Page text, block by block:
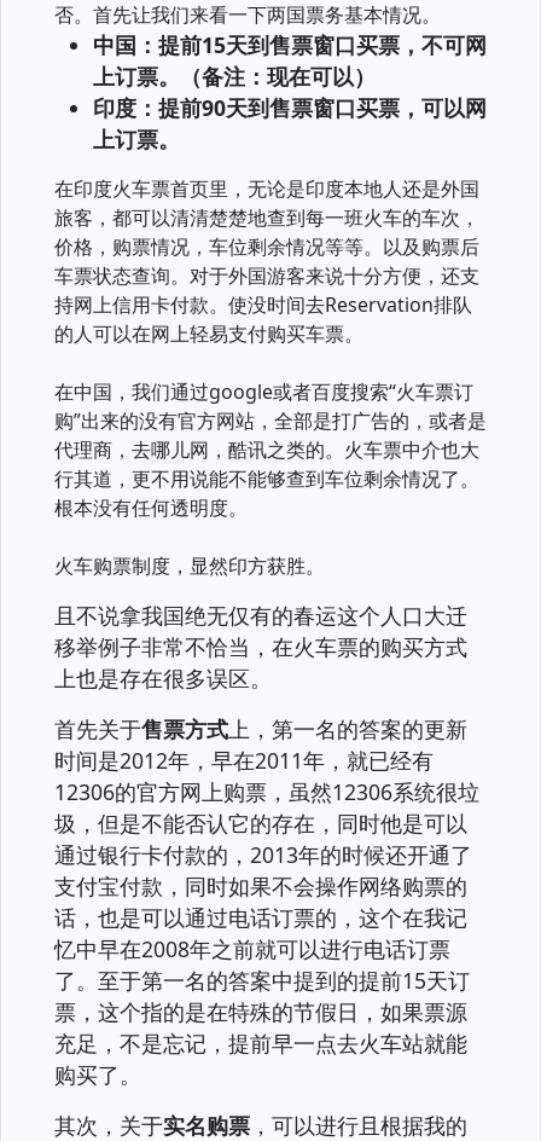
否。首先让我们来看一下两国票务基本情况。
中国：提前15天到售票窗口买票，不可网
上订票。（备注：现在可以）
印度：提前90天到售票窗口买票，可以网
上订票。
在印度火车票首页里，无论是印度本地人还是外国
旅客，都可以清清楚楚地查到每一班火车的车次，
价格，购票情况，车位剩余情况等等。以及购票后
车票状态查询。对于外国游客来说十分方便，还支
持网上信用卡付款。使没时间去Reservation排队
的人可以在网上轻易支付购买车票。
在中国，我们通过google或者百度搜索“火车票订
购”出来的没有官方网站，全部是打广告的，或者是
代理商，去哪儿网，酷讯之类的。火车票中介也大
行其道，更不用说能不能够查到车位剩余情况了。
根本没有任何透明度。
火车购票制度，显然印方获胜。
且不说拿我国绝无仅有的春运这个人口大迁
移举例子非常不恰当，在火车票的购买方式
上也是存在很多误区。
首先关于售票方式上，第一名的答案的更新
时间是2012年，早在2011年，就已经有
12306的官方网上购票，虽然12306系统很垃
圾，但是不能否认它的存在，同时他是可以
通过银行卡付款的，2013年的时候还开通了
支付宝付款，同时如果不会操作网络购票的
话，也是可以通过电话订票的，这个在我记
忆中早在2008年之前就可以进行电话订票
了。至于第一名的答案中提到的提前15天订
票，这个指的是在特殊的节假日，如果票源
充足，不是忘记，提前早一点去火车站就能
购买了。
其次，关于实名购票 ，可以进行且根据我的